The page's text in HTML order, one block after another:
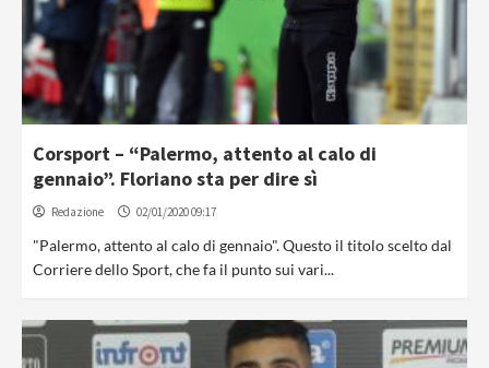
Corsport – “Palermo, attento al calo di
gennaio”. Floriano sta per dire sì
Redazione 02/01/2020 09:17
"Palermo, attento al calo di gennaio". Questo il titolo scelto dal
Corriere dello Sport, che fa il punto sui vari...